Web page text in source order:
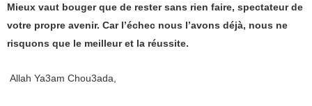
Mieux vaut bouger que de rester sans rien faire, spectateur de
votre propre avenir. Car l’échec nous l’avons déjà, nous ne
risquons que le meilleur et la réussite.
Allah Ya3am Chou3ada,